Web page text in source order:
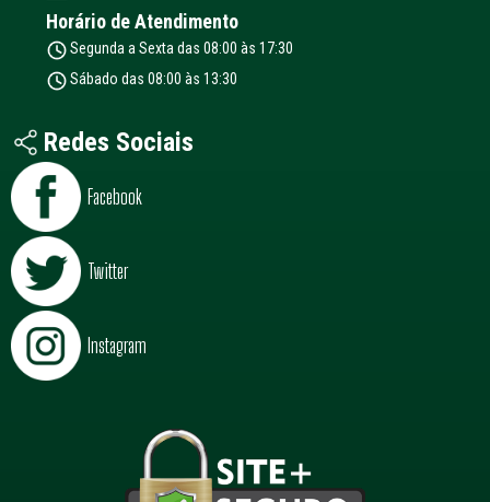
Horário de Atendimento
Segunda a Sexta das 08:00 às 17:30
Sábado das 08:00 às 13:30
Redes Sociais
Facebook
Twitter
Instagram